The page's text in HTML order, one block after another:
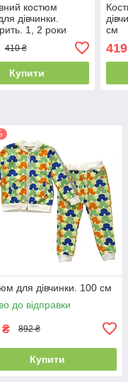
костюм
дівчинки.
1, 2 роки
410 ₴
Купити
см
419
для дівчинки. 100 см
до відправки
₴ 892 ₴
Купити